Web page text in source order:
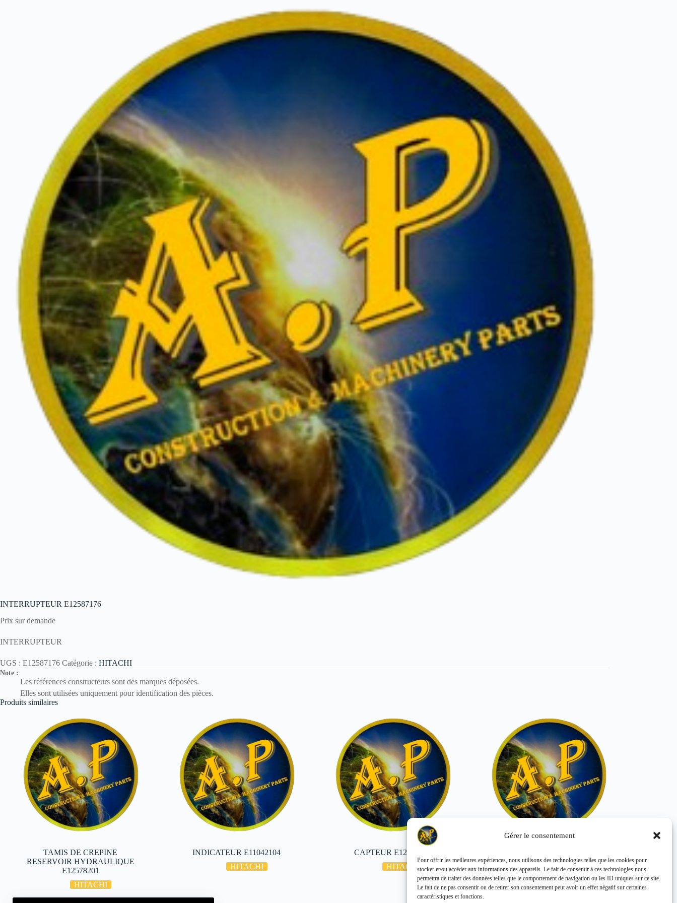
Gérer le consentement
Pour offrir les meilleures expériences, nous utilisons des technologies telles que les cookies pour
stocker et/ou accéder aux informations des appareils. Le fait de consentir à ces technologies nous
permettra de traiter des données telles que le comportement de navigation ou les ID uniques sur ce site.
Le fait de ne pas consentir ou de retirer son consentement peut avoir un effet négatif sur certaines
caractéristiques et fonctions.
INTERRUPTEUR E12587176
Prix sur demande
INTERRUPTEUR
UGS : E12587176 Catégorie : HITACHI
Note :
Les références constructeurs sont des marques déposées.
Elles sont utilisées uniquement pour identification des pièces.
Produits similaires
TAMIS DE CREPINE
RESERVOIR HYDRAULIQUE
E12578201
HITACHI
INDICATEUR E11042104
HITACHI
CAPTEUR E12586602
HITACHI
HITACHI